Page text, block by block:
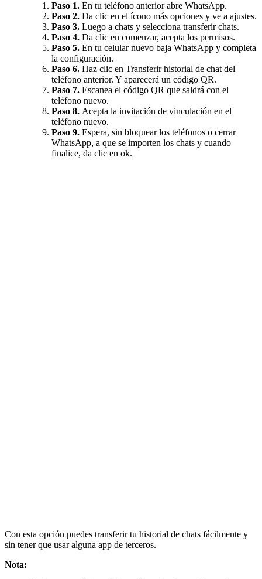
Paso 1. En tu teléfono anterior abre WhatsApp.
Paso 2. Da clic en el ícono más opciones y ve a ajustes.
Paso 3. Luego a chats y selecciona transferir chats.
Paso 4. Da clic en comenzar, acepta los permisos.
Paso 5. En tu celular nuevo baja WhatsApp y completa
la configuración.
Paso 6. Haz clic en Transferir historial de chat del
teléfono anterior. Y aparecerá un código QR.
Paso 7. Escanea el código QR que saldrá con el
teléfono nuevo.
Paso 8. Acepta la invitación de vinculación en el
teléfono nuevo.
Paso 9. Espera, sin bloquear los teléfonos o cerrar
WhatsApp, a que se importen los chats y cuando
finalice, da clic en ok.
Con esta opción puedes transferir tu historial de chats fácilmente y
sin tener que usar alguna app de terceros.
Nota: